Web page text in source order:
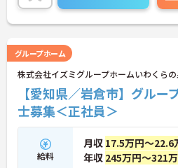
グループホーム
株式会社イズミグループホームいわくらの
【愛知県／岩倉市】グルー
士募集＜正社員＞
給料
月収 17.5万円～22.6
年収 245万円～321